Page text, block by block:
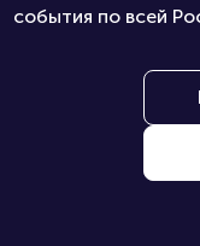
события по всей